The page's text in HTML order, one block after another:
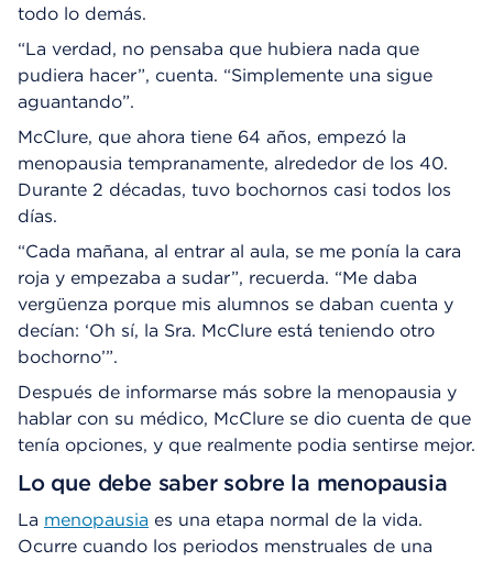
todo lo demás.
“La verdad, no pensaba que hubiera nada que
pudiera hacer”, cuenta. “Simplemente una sigue
aguantando”.
McClure, que ahora tiene 64 años, empezó la
menopausia tempranamente, alrededor de los 40.
Durante 2 décadas, tuvo bochornos casi todos los
días.
“Cada mañana, al entrar al aula, se me ponía la cara
roja y empezaba a sudar”, recuerda. “Me daba
vergüenza porque mis alumnos se daban cuenta y
decían: ‘Oh sí, la Sra. McClure está teniendo otro
bochorno’”.
Después de informarse más sobre la menopausia y
hablar con su médico, McClure se dio cuenta de que
tenía opciones, y que realmente podia sentirse mejor.
Lo que debe saber sobre la menopausia
La menopausia es una etapa normal de la vida.
Ocurre cuando los periodos menstruales de una